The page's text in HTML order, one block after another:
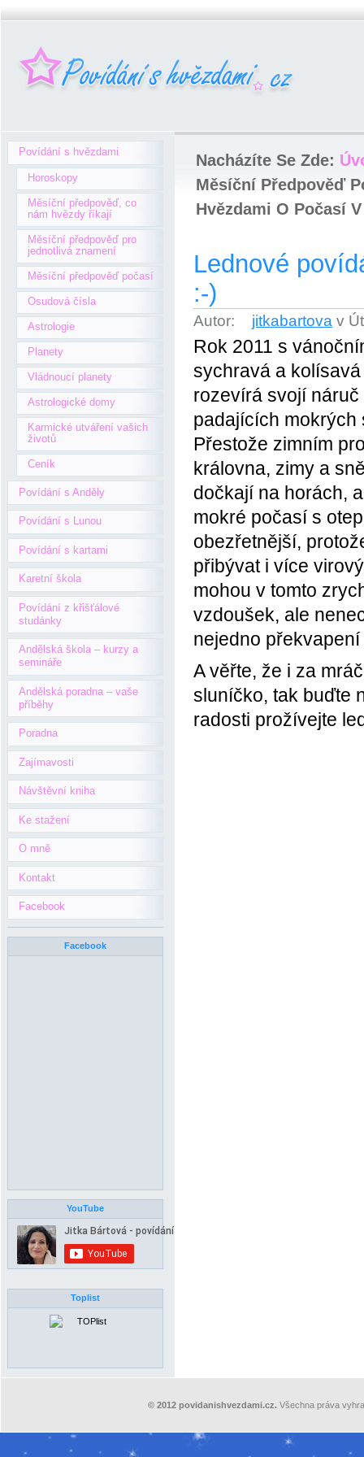
Nacházíte Se Zde:
Měsíční Předpověď
Hvězdami O Počasí
Lednové
:-)
Autor: jitkabartova v
Rok 2011 s
sychravá a
rozevírá svojí
padajících mokrých
Přestože zimním
královna, zimy a
dočkají na horách,
mokré počasí s
obezřetnější,
přibývat i více
mohou v tomto
vzdoušek, ale
nejedno
A věřte, že i za
sluníčko, tak buďte
radosti prožívejte
Povídání s hvězdami
Horoskopy
Měsíční předpověď, co
nám hvězdy říkají
Měsíční předpověď pro
jednotlivá znamení
Měsíční předpověď počasí
Osudová čísla
Astrologie
Planety
Vládnoucí planety
Astrologické domy
Karmické utváření vašich
životů
Ceník
Povídání s Anděly
Povídání s Lunou
Povídání s kartami
Karetní škola
Povídání z křišťálové
studánky
Andělská škola – kurzy a
semináře
Andělská poradna – vaše
příběhy
Poradna
Zajímavosti
Návštěvní kniha
Ke stažení
O mně
Kontakt
Facebook
Facebook
YouTube
Toplist
© 2012povidanishvezdami.cz. Všechna práva